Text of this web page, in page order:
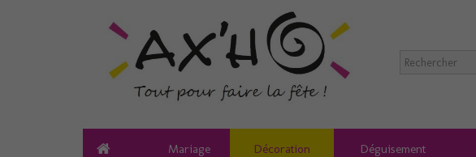
Mariage Décoration Déguisement